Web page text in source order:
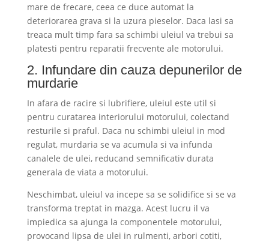
mare de frecare, ceea ce duce automat la
deteriorarea grava si la uzura pieselor. Daca lasi sa
treaca mult timp fara sa schimbi uleiul va trebui sa
platesti pentru reparatii frecvente ale motorului.
2. Infundare din cauza depunerilor de
murdarie
In afara de racire si lubrifiere, uleiul este util si
pentru curatarea interiorului motorului, colectand
resturile si praful. Daca nu schimbi uleiul in mod
regulat, murdaria se va acumula si va infunda
canalele de ulei, reducand semnificativ durata
generala de viata a motorului.
Neschimbat, uleiul va incepe sa se solidifice si se va
transforma treptat in mazga. Acest lucru il va
impiedica sa ajunga la componentele motorului,
provocand lipsa de ulei in rulmenti, arbori cotiti,